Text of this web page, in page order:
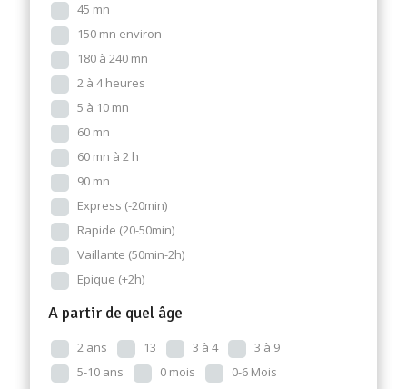
45 mn
150 mn environ
180 à 240 mn
2 à 4 heures
5 à 10 mn
60 mn
60 mn à 2 h
90 mn
Express (-20min)
Rapide (20-50min)
Vaillante (50min-2h)
Epique (+2h)
A partir de quel âge
2 ans 13 3 à 4
3 à 9
5-10 ans
0 mois
0-6 Mois